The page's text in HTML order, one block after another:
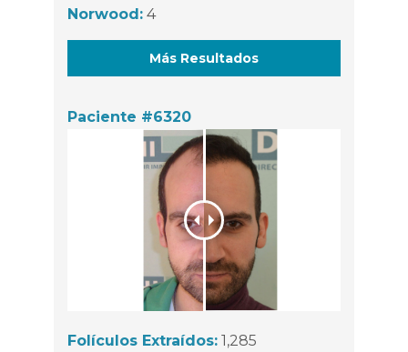
Norwood: 4
Más Resultados
Paciente #6320
Folículos Extraídos: 1,285